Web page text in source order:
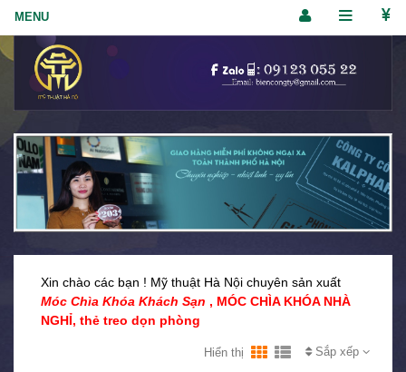
Xin chào các bạn ! Mỹ thuật Hà Nội chuyên sản xuất
Móc Chìa Khóa Khách Sạn , MÓC CHÌA KHÓA NHÀ
NGHỈ, thẻ treo dọn phòng
Sắp xếp
Hiển thị